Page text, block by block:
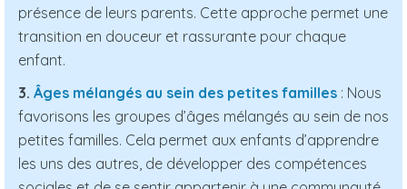
présence de leurs parents. Cette approche permet une
transition en douceur et rassurante pour chaque
enfant.
3. Âges mélangés au sein des petites familles : Nous
favorisons les groupes d’âges mélangés au sein de nos
petites familles. Cela permet aux enfants d’apprendre
les uns des autres, de développer des compétences